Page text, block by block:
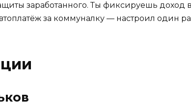
заработанного. Ты фиксируешь доход
за коммуналку — настроил один